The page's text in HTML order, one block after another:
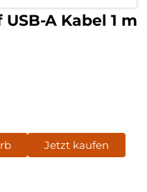
A Kabel 1 m
Jetzt kaufen